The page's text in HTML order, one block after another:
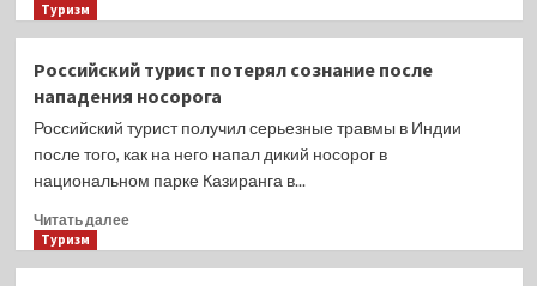
выявили
два
ключевых
свидетельствующих
о
преданности
Туризм
Российский турист потерял сознание после
нападения носорога
Российский турист получил серьезные травмы в Индии
после того, как на него напал дикий носорог в
национальном парке Казиранга в...
Читать далееПрочитать
Туризм